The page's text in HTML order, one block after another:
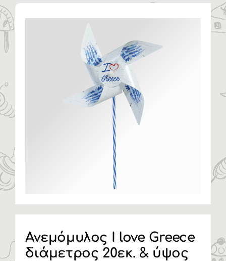
Η ΕΤΑΙΡΙΑ
ΠΡΟΪΟΝΤΑ
ΚΑΤΗΓΟΡΙΕΣ
ΚΑΤΑΛΟΓΟΙ
ΝΕΑ
ΑΡΘΡΑ
ΕΠΙΚΟΙΝΩΝΙΑ
Υπηρεσία Β2Β
Ανεμόμυλος I love Greece
διάμετρος 20εκ. & ύψος